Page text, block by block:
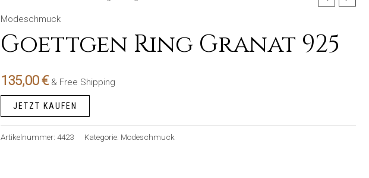
Modeschmuck
Goettgen Ring Granat 925
135,00€ & Free Shipping
JETZT KAUFEN
Artikelnummer: 4423 Kategorie: Modeschmuck